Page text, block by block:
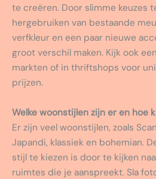
te creëren. Door slimme keuzes
hergebruiken van bestaande
verfkleur en een paar nieuwe
groot verschil maken. Kijk ook
markten of in thriftshops voor
prijzen.
Welke woonstijlen zijn er en hoe
Er zijn veel woonstijlen, zoals
Japandi, klassiek en bohemian.
stijl te kiezen is door te kijken
ruimtes die je aanspreekt. Sla